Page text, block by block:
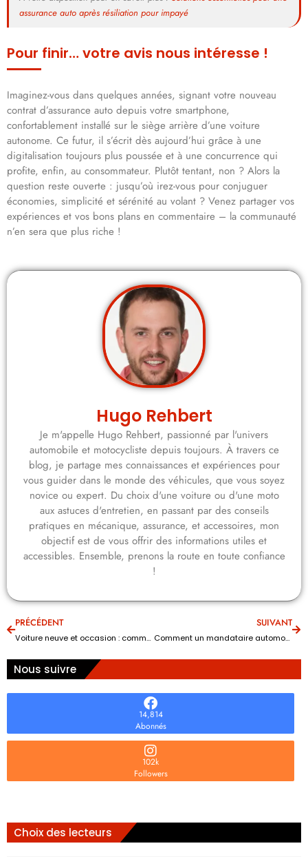
assurance auto après résiliation pour impayé
Pour finir… votre avis nous intéresse !
Imaginez-vous dans quelques années, signant votre nouveau
contrat d’assurance auto depuis votre smartphone,
confortablement installé sur le siège arrière d’une voiture
autonome. Ce futur, il s’écrit dès aujourd’hui grâce à une
digitalisation toujours plus poussée et à une concurrence qui
profite, enfin, au consommateur. Plutôt tentant, non ? Alors la
question reste ouverte : jusqu’où irez-vous pour conjuguer
économies, simplicité et sérénité au volant ? Venez partager vos
expériences et vos bons plans en commentaire – la communauté
n’en sera que plus riche !
Hugo Rehbert
Je m'appelle Hugo Rehbert, passionné par l'univers
automobile et motocycliste depuis toujours. À travers ce
blog, je partage mes connaissances et expériences pour
vous guider dans le monde des véhicules, que vous soyez
novice ou expert. Du choix d'une voiture ou d'une moto
aux astuces d'entretien, en passant par des conseils
pratiques en mécanique, assurance, et accessoires, mon
objectif est de vous offrir des informations utiles et
accessibles. Ensemble, prenons la route en toute confiance
!
PRÉCÉDENT
Voiture neuve et occasion : comment bien choisir selon vos besoins ?
SUIVANT
Comment un mandataire automobile fiable permet d’acheter une voiture neuve moins chère sans soucis
Nous suivre
14,814
Abonnés
102k
Followers
Choix des lecteurs